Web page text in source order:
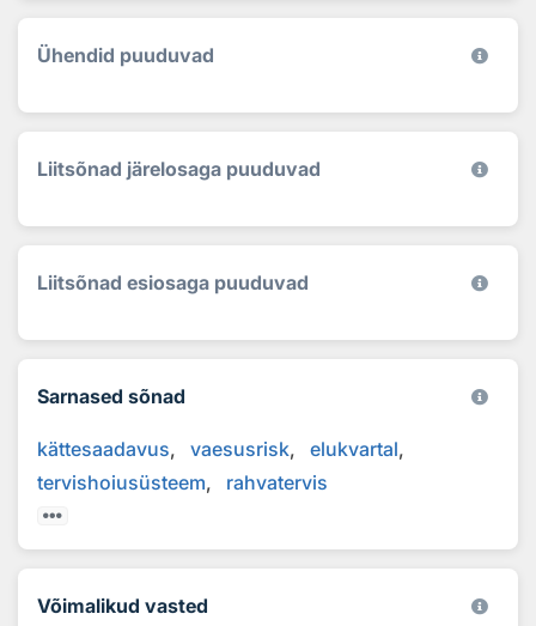
Ühendid puuduvad
Liitsõnad järelosaga puuduvad
Liitsõnad esiosaga puuduvad
Sarnased sõnad
kättesaadavus vaesusrisk
elukvartal
tervishoiusüsteem
rahvatervis
Võimalikud vasted